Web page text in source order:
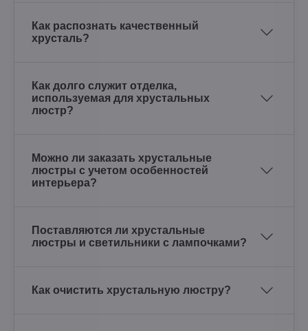
Как распознать качественный
хрусталь?
Как долго служит отделка,
используемая для хрустальных
люстр?
Можно ли заказать хрустальные
люстры с учетом особенностей
интерьера?
Поставляются ли хрустальные
люстры и светильники с лампочками?
Как очистить хрустальную люстру?